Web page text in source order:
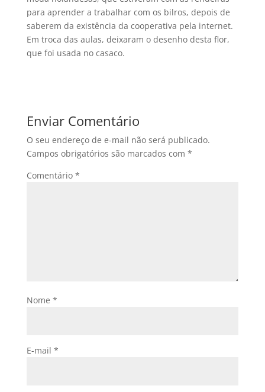
para aprender a trabalhar com os bilros, depois de
saberem da existência da cooperativa pela internet.
Em troca das aulas, deixaram o desenho desta flor,
que foi usada no casaco.
Enviar Comentário
O seu endereço de e-mail não será publicado.
Campos obrigatórios são marcados com *
Comentário *
Nome *
E-mail *